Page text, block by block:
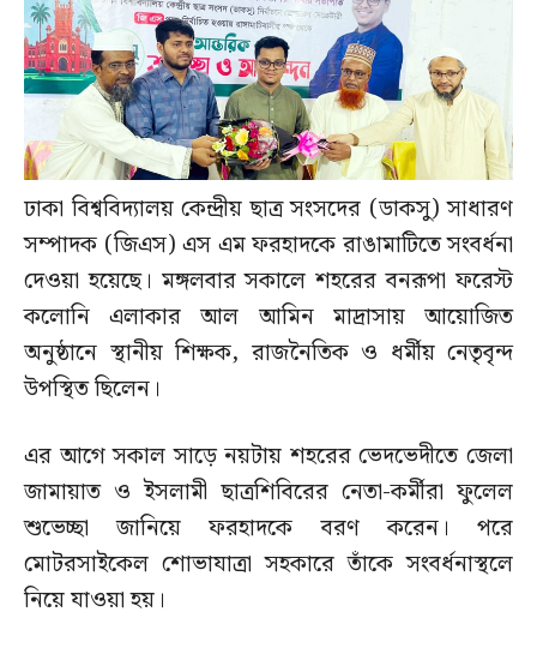
ঢাকা বিশ্ববিদ্যালয় কেন্দ্রীয় ছাত্র সংসদের (ডাকসু) সাধারণ
সম্পাদক (জিএস) এস এম ফরহাদকে রাঙামাটিতে সংবর্ধনা
দেওয়া হয়েছে। মঙ্গলবার সকালে শহরের বনরূপা ফরেস্ট
কলোনি এলাকার আল আমিন মাদ্রাসায় আয়োজিত
অনুষ্ঠানে স্থানীয় শিক্ষক, রাজনৈতিক ও ধর্মীয় নেতৃবৃন্দ
উপস্থিত ছিলেন।
এর আগে সকাল সাড়ে নয়টায় শহরের ভেদভেদীতে জেলা
জামায়াত ও ইসলামী ছাত্রশিবিরের নেতা-কর্মীরা ফুলেল
শুভেচ্ছা জানিয়ে ফরহাদকে বরণ করেন। পরে
মোটরসাইকেল শোভাযাত্রা সহকারে তাঁকে সংবর্ধনাস্থলে
নিয়ে যাওয়া হয়।